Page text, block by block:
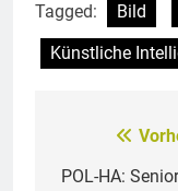
Tagged: Bild
Künstliche
POL-HA: